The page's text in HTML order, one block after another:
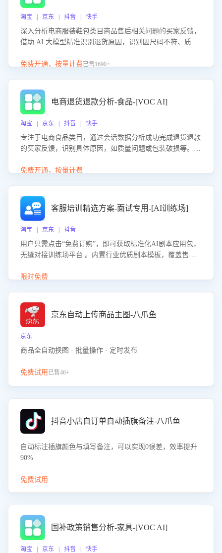
淘宝 | 京东 | 抖音 | 快手
深入分析电商服装鞋包类目商品售后相关问题的买家反馈，
借助 AI 大模型精准识别退货原因，识别因尺码不符、质量
议，助力商家优化产品或服务，实现销售额的显著提升。
免费开通，按量计费已售1690+
电商退货退款分析-食品-[VOC AI]
淘宝 | 京东 | 抖音 | 快手
专注于电商食品类目，通过会话数据分析成功完成退货退款
的买家反馈，识别具体原因，如质量问题或包装破损等。结
商家降低退款率，提升售后效率。
免费开通，按量计费
客服培训精选方案-面试专用-[AI训练场]
淘宝 | 京东 | 抖音
用户只需点击“免费订购”，即可获取标准化AI剧本应用包，
无缝对接训练场平台 。内置行业优质剧本模板，覆盖售前
初始化时间，助力企业快速启动智能客服训练
限时免费
京东自动上传商品主图-八爪鱼
京东
商品全自动换图 · 批量操作 · 定时发布
免费试用 已售46+
抖音小店自订单自动插旗备注-八爪鱼
自动标注插旗颜色与填写备注，可以实现0误差，效率提升
90%
免费试用
国补政策销售分析-家具-[VOC AI]
淘宝 | 京东 | 抖音 | 快手